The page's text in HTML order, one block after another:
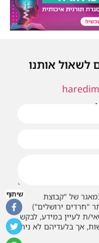
לשאול אותנו
בהקדם
של "קבוצת
"חרדים ירושלים")
ת לעיין במידע, לבקש
אך בלעדיהם לא ניתן
שיתוף